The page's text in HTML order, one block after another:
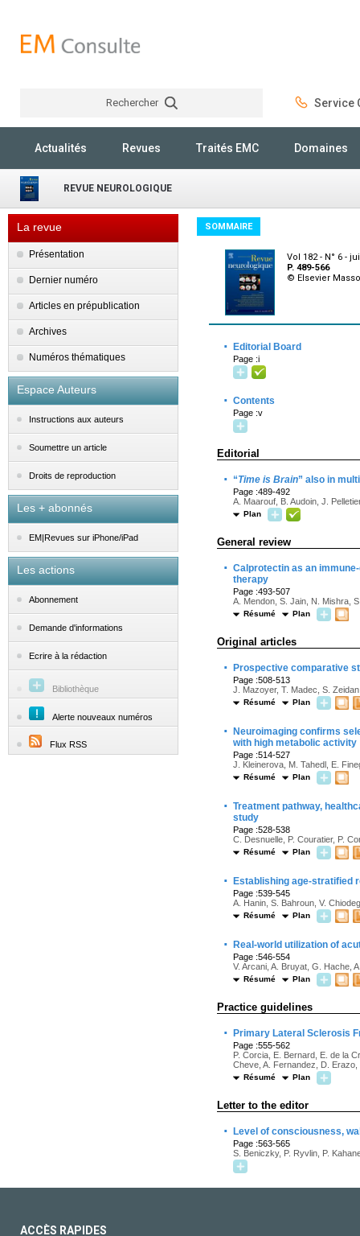
Rechercher Service
Actualités Revues Traités EMC Domaines
REVUE NEUROLOGIQUE
La revue
Présentation
Dernier numéro
Articles en prépublication
Archives
Numéros thématiques
Espace Auteurs
Instructions aux auteurs
Soumettre un article
Droits de reproduction
Les + abonnés
EM|Revues sur iPhone/iPad
Les actions
Abonnement
Demande d'informations
Ecrire à la rédaction
Bibliothèque
Alerte nouveaux numéros
Flux RSS
SOMMAIRE
Vol 182 - N° 6 -
P. 489-566
© Elsevier
· Editorial Board
Page :i
· Contents
Page :v
Editorial
· “Time is Brain” also in
Page :489-492
A. Maarouf, B. Audoin, J.
Plan
General review
· Calprotectin as an
therapy
Page :493-507
A. Mendon, S. Jain, N. Mishra,
Résumé Plan
Original articles
· Prospective comparative
Page :508-513
J. Mazoyer, T. Madec, S.
Résumé Plan
·
Neuroimaging confirms
with high metabolic activity
Page :514-527
J. Kleinerova, M. Tahedl, E.
Résumé Plan
· Treatment pathway,
study
Page :528-538
C. Desnuelle, P. Couratier, P.
Résumé Plan
· Establishing age-stratified
Page :539-545
A. Hanin, S. Bahroun, V.
Résumé Plan
· Real-world utilization of
Page :546-554
V. Arcani, A. Bruyat, G. Hache,
Résumé Plan
Practice guidelines
· Primary Lateral Sclerosis
Page :555-562
P. Corcia, E. Bernard, E. de la
Cheve, A. Fernandez, D. Erazo,
Résumé Plan
Letter to the editor
· Level of consciousness,
Page :563-565
S. Beniczky, P. Ryvlin, P.
ACCÈS RAPIDES